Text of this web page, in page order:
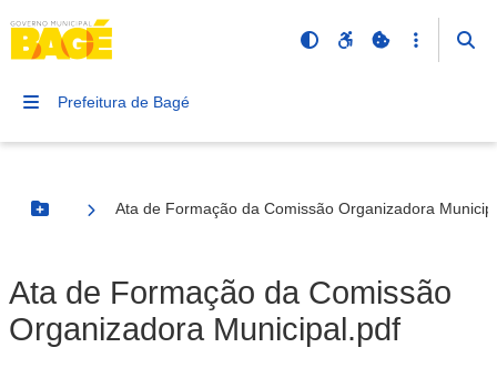
Prefeitura de Bagé
Botão Menu
Ata de Formação da Comissão Organizadora
Ata de Formação da Comissão
Organizadora Municipal.pdf